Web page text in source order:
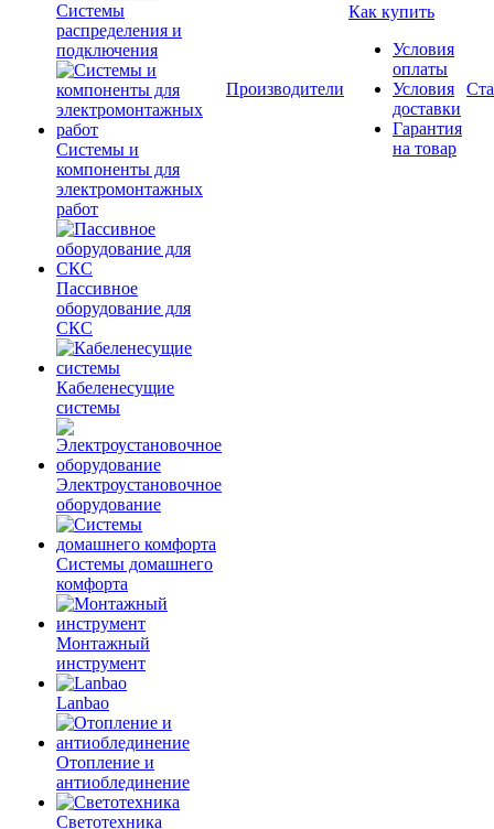
Системы
распределения и
подключения
Системы и
компоненты для
электромонтажных
работ
Пассивное
оборудование для
СКС
Кабеленесущие
системы
Электроустановочное
оборудование
Системы домашнего
комфорта
Монтажный
инструмент
Lanbao
Отопление и
антиоблединение
Светотехника
Производители
Как купить
Условия
оплаты
Условия
доставки
Гарантия
на товар